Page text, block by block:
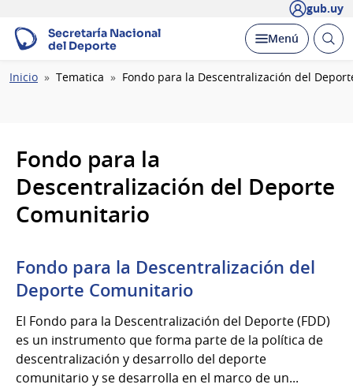
gub.uy
Secretaría Nacional
del Deporte
Desplegar
Menú Abrir
Ruta
Inicio Tematica Fondo para la Descentralización del
Fondo para la
Descentralización del Deporte
Comunitario
Fondo para la Descentralización del
Deporte Comunitario
El Fondo para la Descentralización del Deporte (FDD)
es un instrumento que forma parte de la política de
descentralización y desarrollo del deporte
comunitario y se desarrolla en el marco de un...